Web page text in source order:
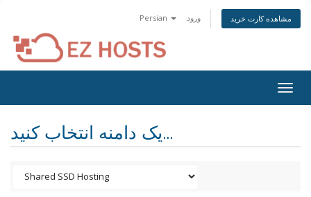
Persian ورود مشاهده کارت خرید
یک دامنه انتخاب کنید...